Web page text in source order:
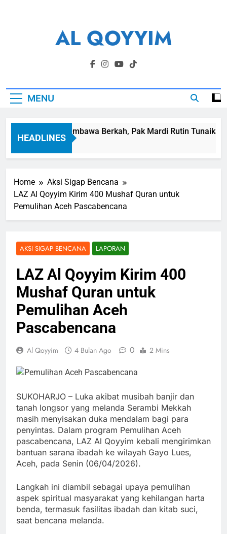
AL QOYYIM
Yayasan Al Qoyyim Sukoharjo
MENU
HEADLINES
Panen Membawa Berkah, Pak Mardi Rutin Tunaikan
7 Hari Ago
Home
Aksi Sigap Bencana
LAZ Al Qoyyim Kirim 400 Mushaf Quran untuk
Pemulihan Aceh Pascabencana
AKSI SIGAP BENCANA LAPORAN
LAZ Al Qoyyim Kirim 400
Mushaf Quran untuk
Pemulihan Aceh
Pascabencana
Al Qoyyim 4 Bulan Ago 0 2 Mins
SUKOHARJO – Luka akibat musibah banjir dan
tanah longsor yang melanda Serambi Mekkah
masih menyisakan duka mendalam bagi para
penyintas. Dalam program Pemulihan Aceh
pascabencana, LAZ Al Qoyyim kebali mengirimkan
bantuan sarana ibadah ke wilayah Gayo Lues,
Aceh, pada Senin (06/04/2026).
Langkah ini diambil sebagai upaya pemulihan
aspek spiritual masyarakat yang kehilangan harta
benda, termasuk fasilitas ibadah dan kitab suci,
saat bencana melanda.